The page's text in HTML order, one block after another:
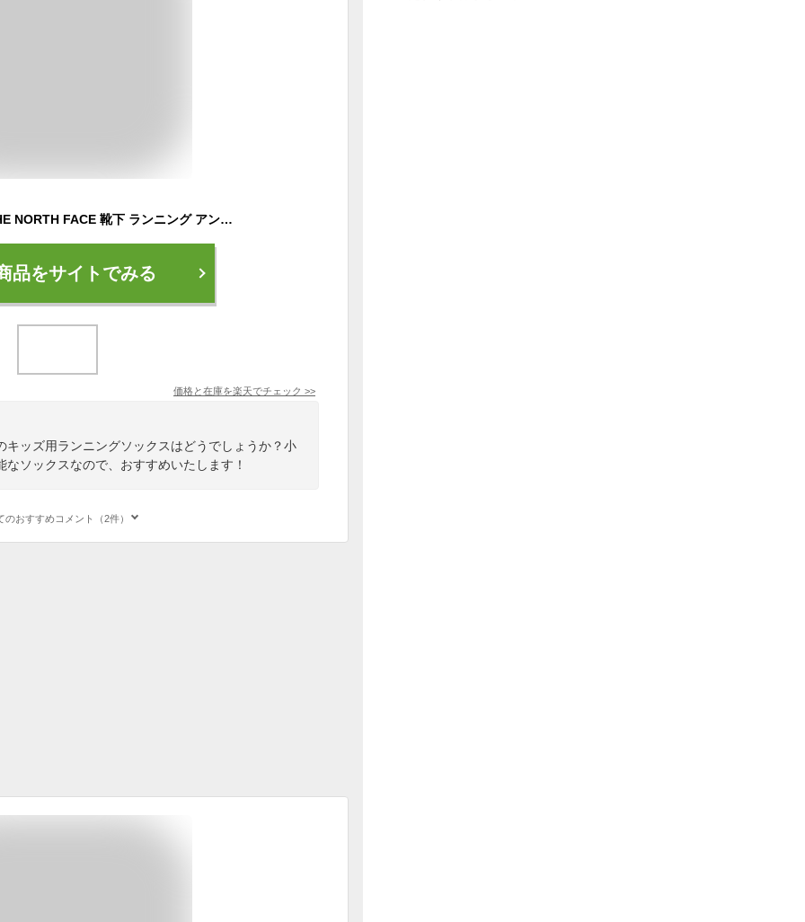
ザ ノースフェイス THE NORTH FACE 靴下 ランニング アンイーブン ドライ 3P ショート 3ペア ソックス スニーカーソックス 短い メンズ レディース キッズ 高機能 抗菌 防臭 ロゴ ブランド アウトドア ブラック 黒 ホワイト 白 Running Uneven Dry 3P Short NN82008
品をサイトでみる
価格と在庫を楽天でチェック >>
キッズ用ランニングソックスはどうでしょうか？小
ソックスなので、おすすめいたします！
のおすすめコメント（2件）